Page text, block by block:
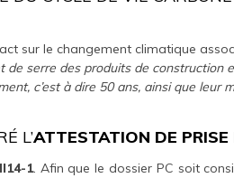
sur le changement climatique
de serre des produits de construction
c’est à dire 50 ans, ainsi que leur
L’ATTESTATION DE
1. Afin que le dossier PC soit